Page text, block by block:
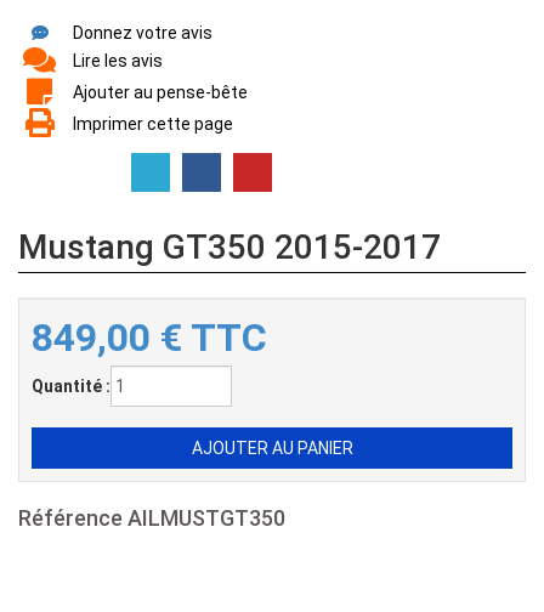
Donnez votre avis
Lire les avis
Ajouter au pense-bête
Imprimer cette page
Mustang GT350 2015-2017
849,00 € TTC
Quantité :
Référence AILMUSTGT350